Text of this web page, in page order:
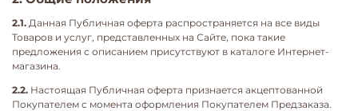
2.1. Данная Публичная оферта распространяется на все виды
Товаров и услуг, представленных на Сайте, пока такие
предложения с описанием присутствуют в каталоге Интернет-
магазина.
2.2. Настоящая Публичная оферта признается акцептованной
Покупателем с момента оформления Покупателем Предзаказа.